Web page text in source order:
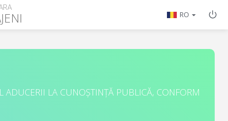
RO
ADUCERII LA CUNOȘTINȚĂ PUBLICĂ, CONFORM